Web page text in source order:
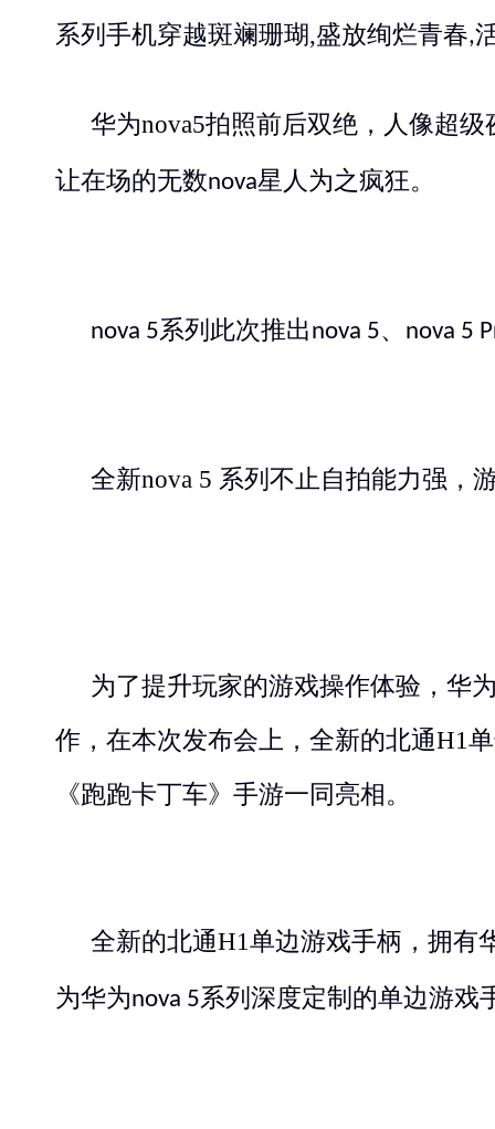
系列手机穿越斑斓珊瑚,盛放绚烂青春,
华为nova5拍照前后双绝，人像超级
让在场的无数nova星人为之疯狂。
nova 5系列 此次推出nova 5、 nova 5
全新nova 5 系列不止自拍能力强，
为了提升玩家的游戏操作体验，华
作，在本次发布会上，全新的北通H1
《跑跑卡丁车》手游一同亮相。
全新的北通H1单边游戏手柄，拥有
为华为nova 5系列深度定制的单边游戏